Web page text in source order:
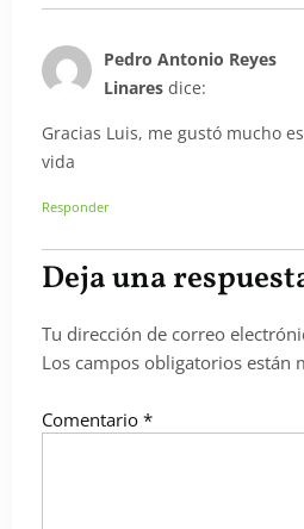
Pedro Antonio Reyes
Linares dice:
Gracias Luis, me gustó mucho
vida
Responder
Deja una
Tu dirección de correo
Los campos obligatorios están
Comentario *